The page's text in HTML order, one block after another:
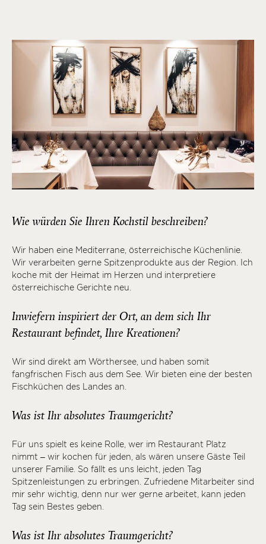
Wie würden Sie Ihren Kochstil beschreiben?
Wir haben eine Mediterrane, österreichische Küchenlinie.
Wir verarbeiten gerne Spitzenprodukte aus der Region. Ich
koche mit der Heimat im Herzen und interpretiere
österreichische Gerichte neu.
Inwiefern inspiriert der Ort, an dem sich Ihr
Restaurant befindet, Ihre Kreationen?
Wir sind direkt am Wörthersee, und haben somit
fangfrischen Fisch aus dem See. Wir bieten eine der besten
Fischküchen des Landes an.
Was ist Ihr absolutes Traumgericht?
Für uns spielt es keine Rolle, wer im Restaurant Platz
nimmt – wir kochen für jeden, als wären unsere Gäste Teil
unserer Familie. So fällt es uns leicht, jeden Tag
Spitzenleistungen zu erbringen. Zufriedene Mitarbeiter sind
mir sehr wichtig, denn nur wer gerne arbeitet, kann jeden
Tag sein Bestes geben.
Was ist Ihr absolutes Traumgericht?